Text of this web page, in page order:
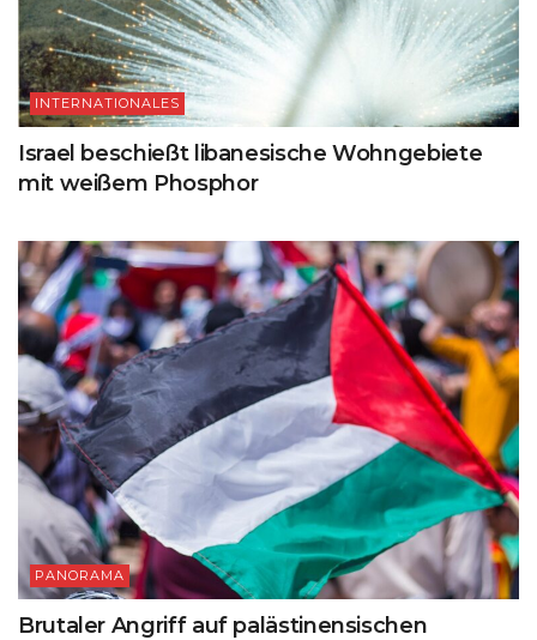
INTERNATIONALES
Israel beschießt libanesische Wohngebiete
mit weißem Phosphor
PANORAMA
Brutaler Angriff auf palästinensischen